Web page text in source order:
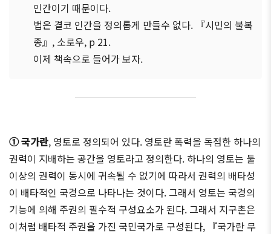
인간이기 때문이다.
법은 결코 인간을 정의롭게 만들수 없다. 『시민의 불복
종』, 소로우, p 21.
이제 책속으로 들어가 보자.
① 국가란, 영토로 정의되어 있다. 영토란 폭력을 독점한 하나의
권력이 지배하는 공간을 영토라고 정의한다. 하나의 영토는 둘
이상의 권력이 동시에 귀속될 수 없기에 따라서 권력의 배타성
이 배타적인 국경으로 나타나는 것이다. 그래서 영토는 국경의
기능에 의해 주권의 필수적 구성요소가 된다. 그래서 지구촌은
이처럼 배타적 주권을 가진 국민국가로 구성된다, 『국가란 무